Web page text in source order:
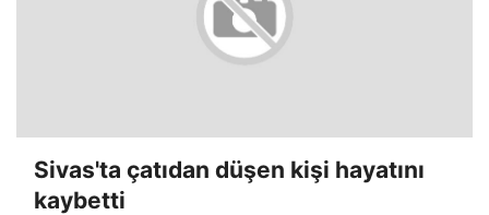
Sivas'ta çatıdan düşen kişi hayatını
kaybetti